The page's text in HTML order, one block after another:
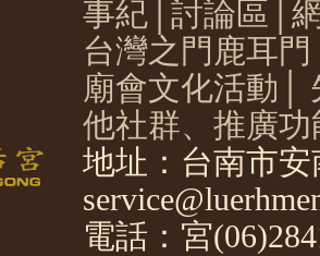
事紀
討論區
台灣之門鹿耳門
廟會文化活動
他社群、推廣功
地址：台南市
電話：宮